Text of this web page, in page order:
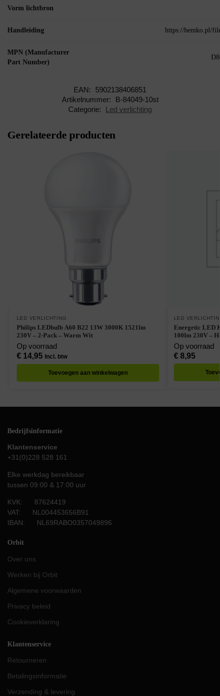
Vorm lichtbron
Handleiding https://bemko.pl/
MPN (Manufacturer
Part Number)
EAN:
5902138406851
Artikelnummer:
B-84049-10st
Categorie:
Led verlichting
Gerelateerde producten
LED VERLICHTING
Philips LEDbulb A60 B22 13W 3000K 1521lm
230V – 2-Pack – Warm Wit
Op voorraad
€14,95 Incl. btw
Toevoegen aan winkelwagen
LED
Energetic LED
100lm 230V –
Op voorraad
€8,95
Bedrijfsinformatie
Klantenservice
+31(0)228 528 161
Elke werkdag bereikbaar
tussen 09:00 & 17:00 uur
KVK: 87624419
VAT: NL004453656B91
IBAN: NL69RABO0357049896
Orbit
Over ons
Werken bij Orbit
Algemene voorwaarden
Privacy beleid
Cookieverklaring
Klantenservice
Retourneren
Betalingsinformatie
Verzending & levering